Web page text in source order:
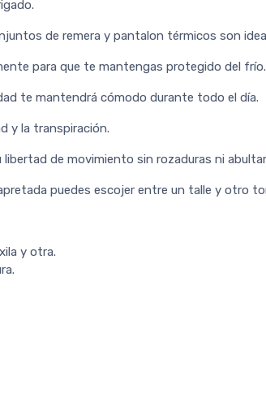
de remera y pantalon térmicos son
para que te mantengas protegido del frío.
te mantendrá cómodo durante todo el día.
y la transpiración.
de movimiento sin rozaduras ni
puedes escojer entre un talle y otro
y otra.